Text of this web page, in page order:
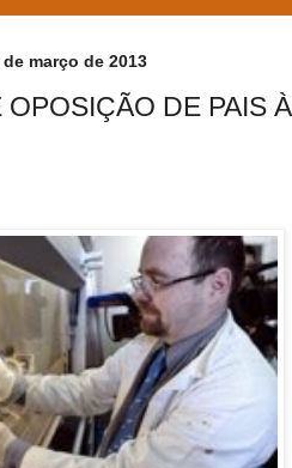
março de 2013
OPOSIÇÃO DE PAIS